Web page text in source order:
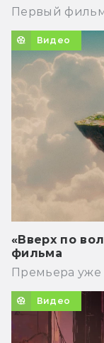
Первый фильм
Видео
«Вверх по
фильма
Премьера уже
Видео